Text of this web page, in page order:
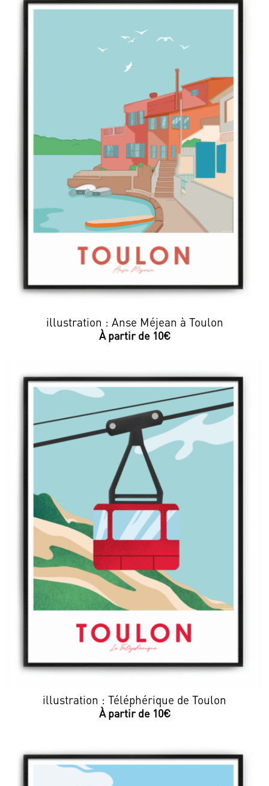
illustration : Anse Méjean à Toulon
illustration : Téléphérique de Toulon